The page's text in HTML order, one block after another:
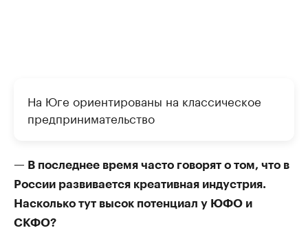
На Юге ориентированы на классическое
предпринимательство
— В последнее время часто говорят о том, что в
России развивается креативная индустрия.
Насколько тут высок потенциал у ЮФО и
СКФО?